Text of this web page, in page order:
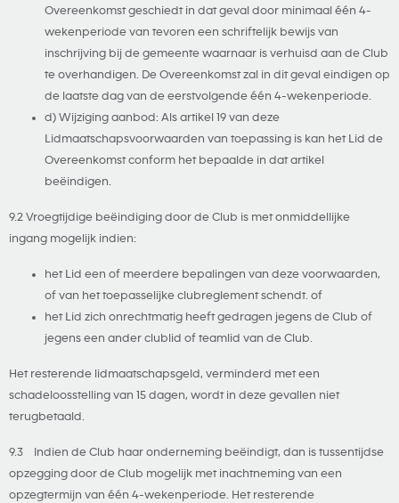
Overeenkomst geschiedt in dat geval door minimaal één 4-
wekenperiode van tevoren een schriftelijk bewijs van
inschrijving bij de gemeente waarnaar is verhuisd aan de Club
te overhandigen. De Overeenkomst zal in dit geval eindigen op
de laatste dag van de eerstvolgende één 4-wekenperiode.
d) Wijziging aanbod: Als artikel 19 van deze
Lidmaatschapsvoorwaarden van toepassing is kan het Lid de
Overeenkomst conform het bepaalde in dat artikel
beëindigen.
9.2 Vroegtijdige beëindiging door de Club is met onmiddellijke
ingang mogelijk indien:
het Lid een of meerdere bepalingen van deze voorwaarden,
of van het toepasselijke clubreglement schendt. of
het Lid zich onrechtmatig heeft gedragen jegens de Club of
jegens een ander clublid of teamlid van de Club.
Het resterende lidmaatschapsgeld, verminderd met een
schadeloosstelling van 15 dagen, wordt in deze gevallen niet
terugbetaald.
9.3 Indien de Club haar onderneming beëindigt, dan is tussentijdse
opzegging door de Club mogelijk met inachtneming van een
opzegtermijn van één 4-wekenperiode. Het resterende